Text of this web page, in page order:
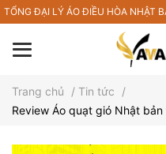
TỔNG ĐẠI LÝ ÁO ĐIỀU HÒA NHẬT
Trang chủ / Tin tức
/
Review Áo quạt gió Nhật